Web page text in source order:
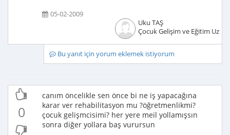
05-02-2009
Uku TAŞ
Çocuk Gelişim ve Eğitim
Bu yanıt için yorum eklemek istiyorum
0
canım öncelikle sen önce bi ne iş yapacağına
karar ver rehabilitasyon mu ?öğretmenlikmi?
çocuk gelişmcisimi? her yere meil yollamışsın
sonra diğer yollara baş vurursun